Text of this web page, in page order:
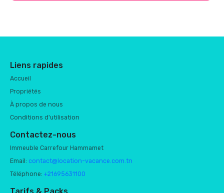
Liens rapides
Accueil
Propriétés
À propos de nous
Conditions d'utilisation
Contactez-nous
Immeuble Carrefour Hammamet
Email: contact@location-vacance.com.tn
Téléphone: +21695631100
Tarifs & Packs